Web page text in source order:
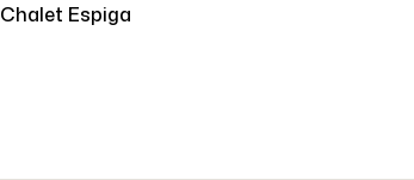
Chalet Espiga